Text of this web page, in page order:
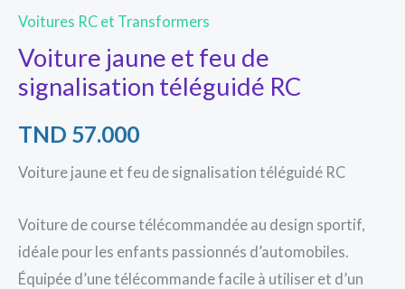
Voitures RC et Transformers
Voiture jaune et feu de
signalisation téléguidé RC
TND 57.000
Voiture jaune et feu de signalisation téléguidé RC
Voiture de course télécommandée au design sportif,
idéale pour les enfants passionnés d’automobiles.
Équipée d’une télécommande facile à utiliser et d’un